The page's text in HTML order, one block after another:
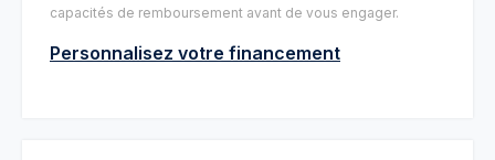
capacités de remboursement avant de vous engager.
Personnalisez votre financement